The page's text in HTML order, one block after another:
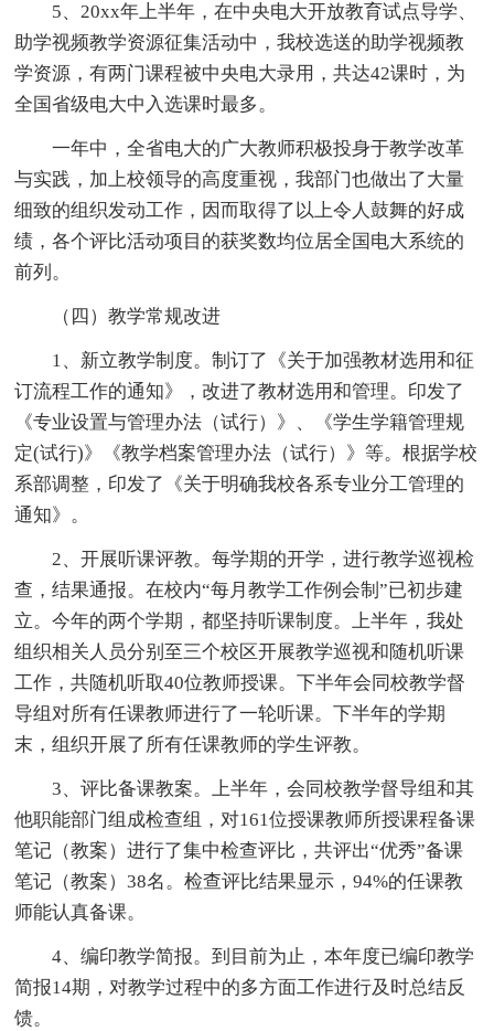
5、20xx年上半年，在中央电大开放教育试点导学、
助学视频教学资源征集活动中，我校选送的助学视频教
学资源，有两门课程被中央电大录用，共达42课时，为
全国省级电大中入选课时最多。
一年中，全省电大的广大教师积极投身于教学改革
与实践，加上校领导的高度重视，我部门也做出了大量
细致的组织发动工作，因而取得了以上令人鼓舞的好成
绩，各个评比活动项目的获奖数均位居全国电大系统的
前列。
（四）教学常规改进
1、新立教学制度。制订了《关于加强教材选用和征
订流程工作的通知》，改进了教材选用和管理。印发了
《专业设置与管理办法（试行）》、《学生学籍管理规
定(试行)》《教学档案管理办法（试行）》等。根据学校
系部调整，印发了《关于明确我校各系专业分工管理的
通知》。
2、开展听课评教。每学期的开学，进行教学巡视检
查，结果通报。在校内“每月教学工作例会制”已初步建
立。今年的两个学期，都坚持听课制度。上半年，我处
组织相关人员分别至三个校区开展教学巡视和随机听课
工作，共随机听取40位教师授课。下半年会同校教学督
导组对所有任课教师进行了一轮听课。下半年的学期
末，组织开展了所有任课教师的学生评教。
3、评比备课教案。上半年，会同校教学督导组和其
他职能部门组成检查组，对161位授课教师所授课程备课
笔记（教案）进行了集中检查评比，共评出“优秀”备课
笔记（教案）38名。检查评比结果显示，94%的任课教
师能认真备课。
4、编印教学简报。到目前为止，本年度已编印教学
简报14期，对教学过程中的多方面工作进行及时总结反
馈。